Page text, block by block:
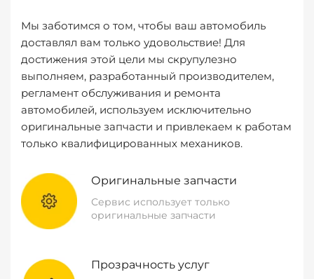
Мы заботимся о том, чтобы ваш автомобиль
доставлял вам только удовольствие! Для
достижения этой цели мы скрупулезно
выполняем, разработанный производителем,
регламент обслуживания и ремонта
автомобилей, используем исключительно
оригинальные запчасти и привлекаем к работам
только квалифицированных механиков.
Оригинальные запчасти
Сервис использует только
оригинальные запчасти
Прозрачность услуг